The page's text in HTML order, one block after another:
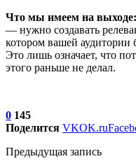
Что мы имеем на выходе:
— нужно создавать
котором вашей аудитории
Это лишь означает, что
этого раньше не делал.
0 145
Поделится VKOK.ru
Предыдущая запись